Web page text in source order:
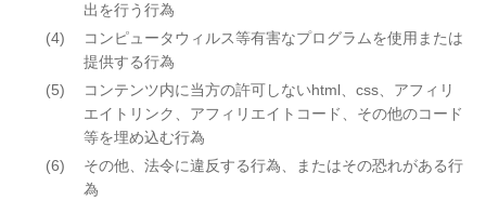
出を行う行為
(4)
コンピュータウィルス等有害なプログラムを使用または
提供する行為
(5)
コンテンツ内に当方の許可しないhtml、css、アフィリ
エイトリンク、アフィリエイトコード、その他のコード
等を埋め込む行為
(6)
その他、法令に違反する行為、またはその恐れがある行
為